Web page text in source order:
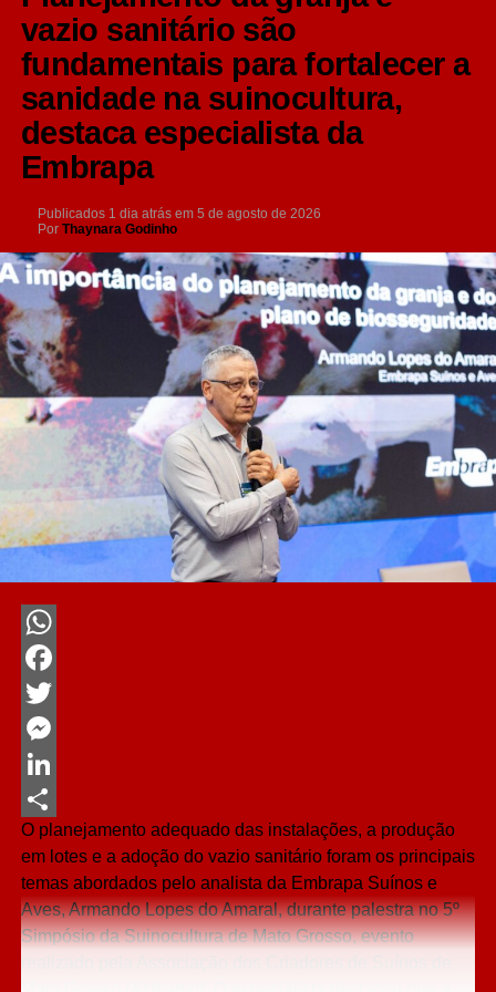
vazio sanitário são
fundamentais para fortalecer a
sanidade na suinocultura,
destaca especialista da
Embrapa
Publicados 1 dia atrás em 5 de agosto de 2026
Por Thaynara Godinho
WhatsApp
Facebook
Twitter
Messenger
LinkedIn
Share
O planejamento adequado das instalações, a produção
em lotes e a adoção do vazio sanitário foram os principais
temas abordados pelo analista da Embrapa Suínos e
Aves, Armando Lopes do Amaral, durante palestra no 5º
Simpósio da Suinocultura de Mato Grosso, evento